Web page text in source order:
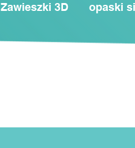
Zawieszki 3D opaski